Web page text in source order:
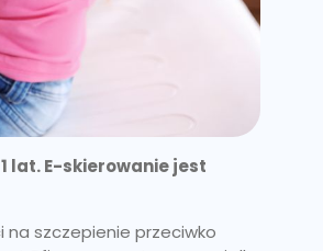
lat. E-skierowanie jest
szczepienie przeciwko